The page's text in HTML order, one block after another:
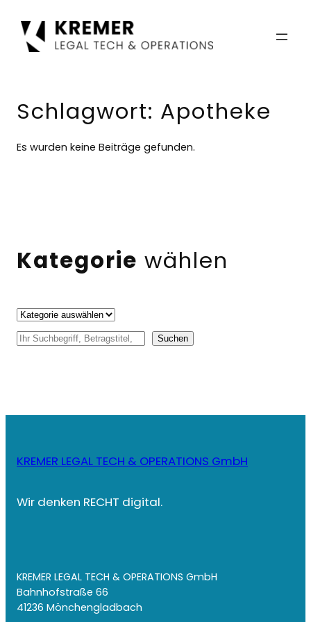
Inhalt
springen
Schlagwort: Apotheke
Es wurden keine Beiträge gefunden.
Kategorie wählen
S
n
Suchen
KREMER LEGAL TECH & OPERATIONS GmbH
Wir denken RECHT digital.
KREMER LEGAL TECH & OPERATIONS GmbH
Bahnhofstraße 66
41236 Mönchengladbach